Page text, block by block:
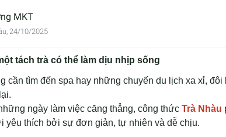
MKT
24/10/2025
tách trà có thể làm dịu nhịp sống
cần tìm đến spa hay những chuyến du lịch xa xỉ,
ngày làm việc căng thẳng, công thức Trà Nhàu
yêu thích bởi sự đơn giản, tự nhiên và dễ chịu.